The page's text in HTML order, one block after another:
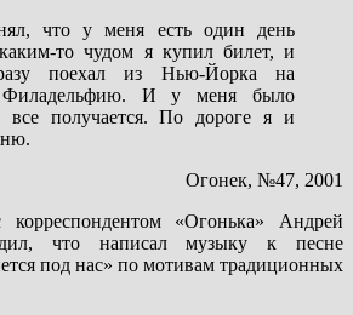
что у меня есть один день
то чудом я купил билет, и
поехал из Нью-Йорка на
Филадельфию. И у меня было
получается. По дороге я и
Огонек, №47, 2001
«Огонька» Андрей
что написал музыку к песне
под нас» по мотивам традиционных